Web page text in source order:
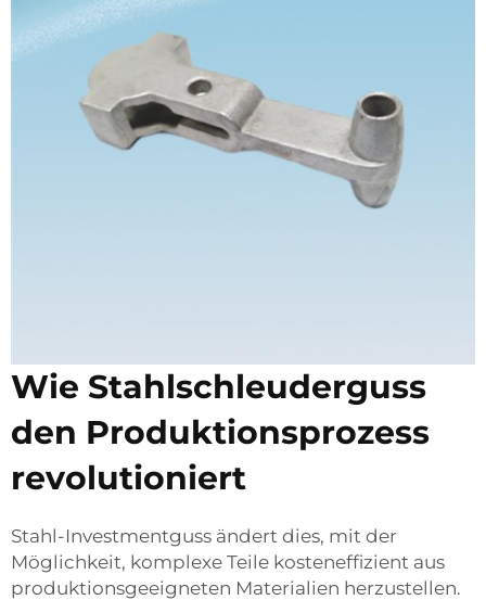
Wie Stahlschleuderguss
den Produktionsprozess
revolutioniert
Stahl-Investmentguss ändert dies, mit der
Möglichkeit, komplexe Teile kosteneffizient aus
produktionsgeeigneten Materialien herzustellen.